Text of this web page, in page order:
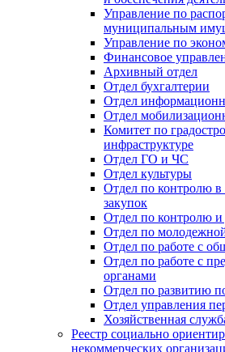
Управление по
муниципальным
Управление по
Финансовое
Архивный отдел
Отдел бухгалтерии
Отдел
Отдел
Комитет по
инфраструктуре
Отдел ГО и ЧС
Отдел культуры
Отдел по контролю
закупок
Отдел по контролю и
Отдел по
Отдел по работе с
Отдел по работе с
органами
Отдел по развитию
Отдел управления
Хозяйственная
Реестр социально
некоммерческих